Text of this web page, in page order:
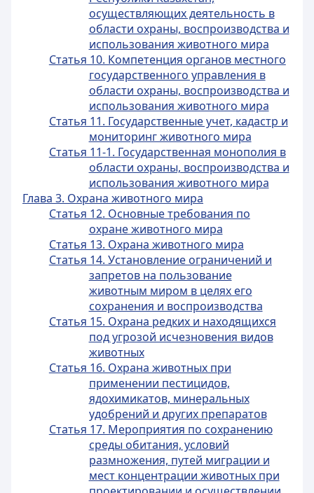
осуществляющих деятельность в
области охраны, воспроизводства и
использования животного мира
Статья 10. Компетенция органов местного
государственного управления в
области охраны, воспроизводства и
использования животного мира
Статья 11. Государственные учет, кадастр и
мониторинг животного мира
Статья 11-1. Государственная монополия в
области охраны, воспроизводства и
использования животного мира
Глава 3. Охрана животного мира
Статья 12. Основные требования по
охране животного мира
Статья 13. Охрана животного мира
Статья 14. Установление ограничений и
запретов на пользование
животным миром в целях его
сохранения и воспроизводства
Статья 15. Охрана редких и находящихся
под угрозой исчезновения видов
животных
Статья 16. Охрана животных при
применении пестицидов,
ядохимикатов, минеральных
удобрений и других препаратов
Статья 17. Мероприятия по сохранению
среды обитания, условий
размножения, путей миграции и
мест концентрации животных при